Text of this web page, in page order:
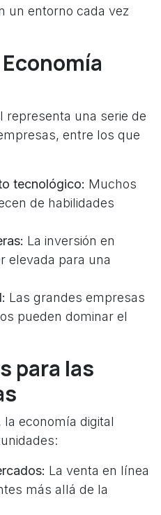
un entorno cada vez
representa una serie de
entre los que
tecnológico: Muchos
de habilidades
La inversión en
elevada para una
Las grandes empresas
pueden dominar el
para las
economía digital
La venta en línea
más allá de la